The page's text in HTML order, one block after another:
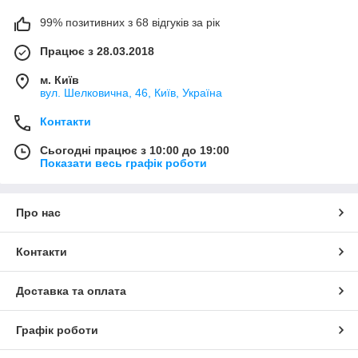
99% позитивних з 68 відгуків за рік
Працює з 28.03.2018
м. Київ
вул. Шелковична, 46, Київ, Україна
Контакти
Сьогодні працює з 10:00 до 19:00
Показати весь графік роботи
Про нас
Контакти
Доставка та оплата
Графік роботи